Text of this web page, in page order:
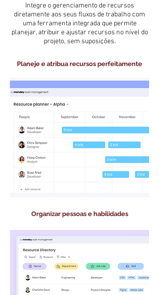
Integre o gerenciamento de recursos
diretamente aos seus fluxos de trabalho com
uma ferramenta integrada que permite
planejar, atribuir e ajustar recursos no nível do
projeto, sem suposições.
Planeje e atribua recursos perfeitamente
Organizar pessoas e habilidades